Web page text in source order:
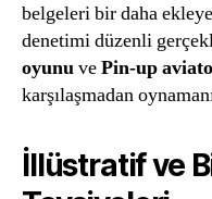
belgeleri bir daha
denetimi düzenli
oyunuvePin-up
karşılaşmadan
İllüstratif ve